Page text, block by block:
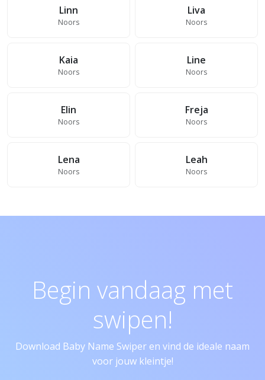
Linn
Noors
Liva
Noors
Kaia
Noors
Line
Noors
Elin
Noors
Freja
Noors
Lena
Noors
Leah
Noors
Begin vandaag met
swipen!
Download Baby Name Swiper en vind de ideale naam
voor jouw kleintje!